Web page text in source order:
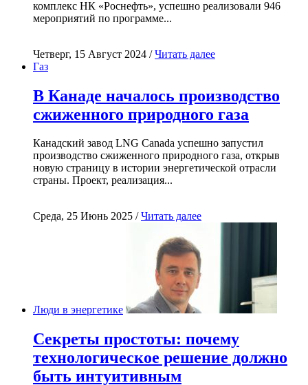
комплекс НК «Роснефть», успешно реализовали 946
мероприятий по программе...
Четверг, 15 Август 2024 /Читать далее
Газ
В Канаде началось производство
сжиженного природного газа
Канадский завод LNG Canada успешно запустил
производство сжиженного природного газа, открыв
новую страницу в истории энергетической отрасли
страны. Проект, реализация...
Среда, 25 Июнь 2025 /Читать далее
Люди в энергетике
Секреты простоты: почему
технологическое решение должно
быть интуитивным